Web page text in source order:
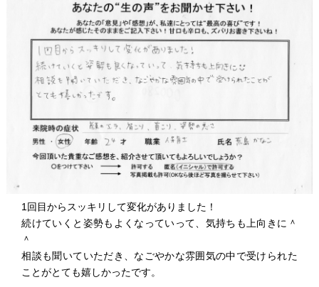
1回目からスッキリして変化がありました！
続けていくと姿勢もよくなっていって、気持ちも上向きに＾
＾
相談も聞いていただき、なごやかな雰囲気の中で受けられた
ことがとても嬉しかったです。